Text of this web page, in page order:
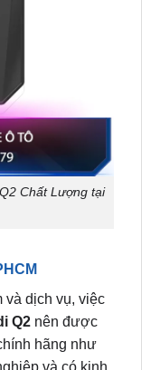
Chất Lượng tại
Q2nên được
hãng như
và có kinh
cấp phụ kiện